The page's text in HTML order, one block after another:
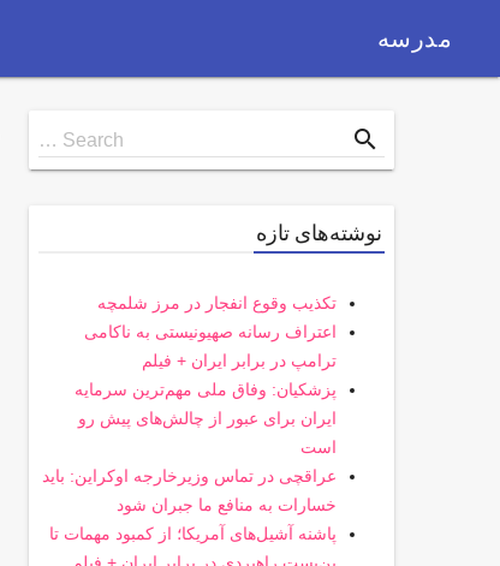
مدرسه
Search
for
Search … search
نوشته‌های تازه
تکذیب وقوع انفجار در مرز شلمچه
اعتراف رسانه صهیونیستی به ناکامی
ترامپ در برابر ایران + فیلم
پزشکیان: وفاق ملی مهم‌ترین سرمایه
ایران برای عبور از چالش‌های پیش رو
است
عراقچی در تماس وزیرخارجه اوکراین: باید
خسارات به منافع ما جبران شود
پاشنه آشیل‌های آمریکا؛ از کمبود مهمات تا